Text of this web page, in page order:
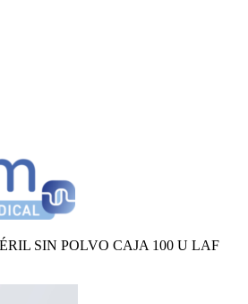
SIN POLVO CAJA 100 U LAF